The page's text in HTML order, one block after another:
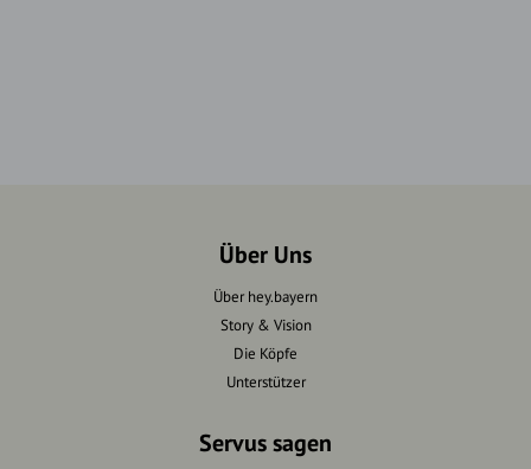
Über Uns
Über hey.bayern
Story & Vision
Die Köpfe
Unterstützer
Servus sagen